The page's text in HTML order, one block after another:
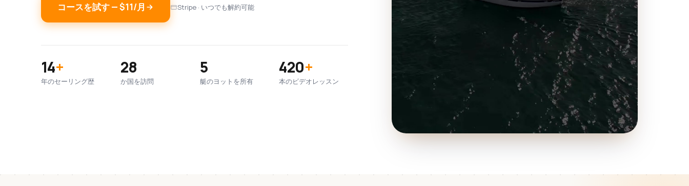
コースを試す — $11/月 Stripe · いつでも解約可能
14+
年のセーリング歴
28
か国を訪問
5
艇のヨットを所有
420+
本のビデオレッスン